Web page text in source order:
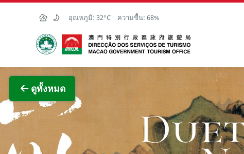
Skip to Main Content
อุณหภูมิ: 32°C ความชื้น: 68%
สำนักงานการท่องเที่ยวของรัฐบาลมาเก๊า
ดูทั้งหมด